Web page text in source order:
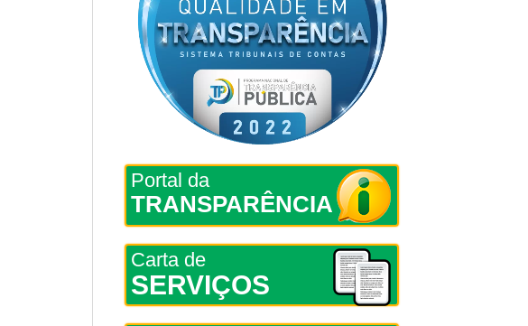
Portal da
TRANSPARÊNCIA
Carta de
SERVIÇOS